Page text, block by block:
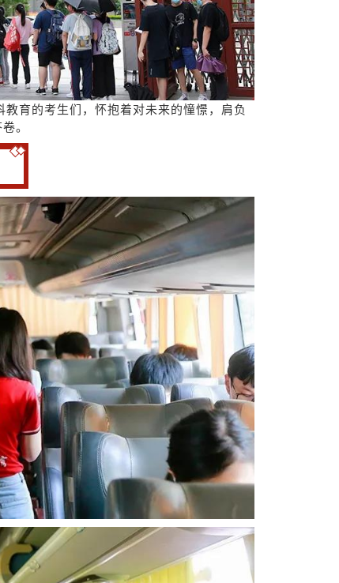
教育的考生们，怀抱着对未来的憧憬，肩负
。